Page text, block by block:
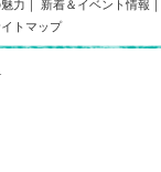
力 新着＆イベント情報
トマップ